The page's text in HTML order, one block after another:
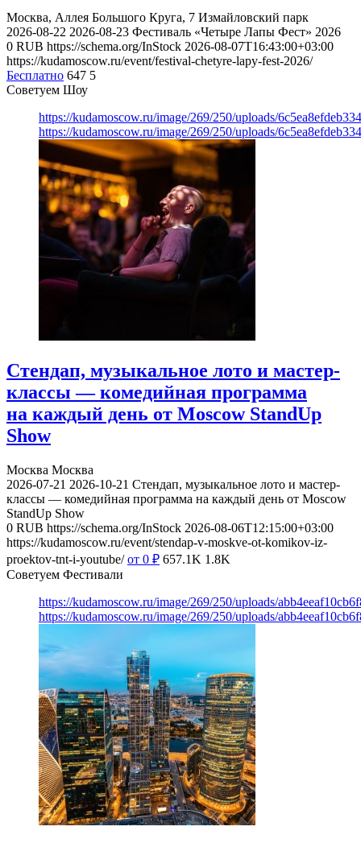
Москва, Аллея Большого Круга, 7 Измайловский парк
2026-08-22 2026-08-23 Фестиваль «Четыре Лапы Фест» 2026
0 RUB https://schema.org/InStock 2026-08-07T16:43:00+03:00
https://kudamoscow.ru/event/festival-chetyre-lapy-fest-2026/
Бесплатно 647 5
Советуем Шоу
https://kudamoscow.ru/image/269/250/uploads/
https://kudamoscow.ru/image/269/250/uploads/
Стендап, музыкальное лото и мастер-
классы — комедийная программа
на каждый день от Moscow StandUp
Show
Москва Москва
2026-07-21 2026-10-21 Стендап, музыкальное лото и мастер-
классы — комедийная программа на каждый день от Moscow
StandUp Show
0 RUB https://schema.org/InStock 2026-08-06T12:15:00+03:00
https://kudamoscow.ru/event/stendap-v-moskve-ot-komikov-iz-
proektov-tnt-i-youtube/ от 0 ₽ 657.1K 1.8K
Советуем Фестивали
https://kudamoscow.ru/image/269/250/uploads/
https://kudamoscow.ru/image/269/250/uploads/